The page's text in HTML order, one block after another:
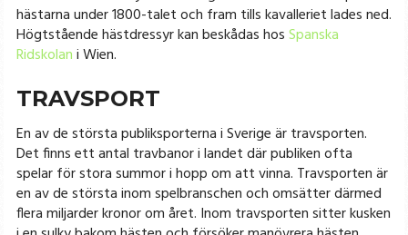
hästarna under 1800-talet och fram tills kavalleriet lades ned.
Högtstående hästdressyr kan beskådas hosSpanska
Ridskolani Wien.
TRAVSPORT
En av de största publiksporterna i Sverige är travsporten.
Det finns ett antal travbanor i landet där publiken ofta
spelar för stora summor i hopp om att vinna. Travsporten är
en av de största inom spelbranschen och omsätter därmed
flera miljarder kronor om året. Inom travsporten sitter kusken